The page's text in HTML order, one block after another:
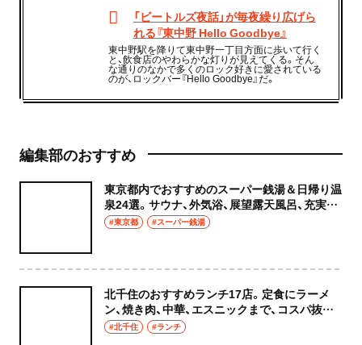
「ビートルズ夜話」が毎夜繰り広げら
れる『東中野 Hello Goodbye』
東中野駅を降りて東中野一丁目方面に歩いて行く
と、飲食店のやわらかな灯りが見えてくる。そん
な通りのなかで多くのロック好きに愛されている
のが、ロックバー『Hello Goodbye』だ。
編集部のおすすめ
東京都内でおすすめのスーパー銭湯＆日帰り温
泉24選。サウナ、外気浴、展望露天風呂、充実の
癒やし空間へ
#東京都 #スーパー銭湯
北千住のおすすめランチ17店。定食にラーメ
ン、焼き肉、中華、エスニックまで、コスパ抜群
な店もおしゃれな店も網羅してご紹介！
#北千住 #ランチ